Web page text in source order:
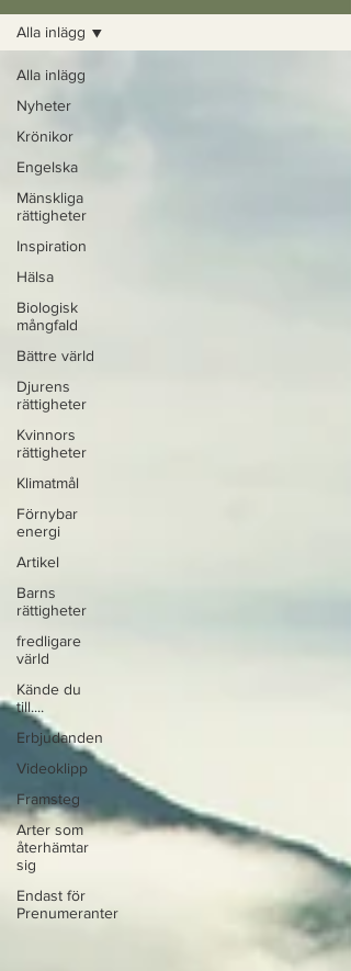
Alla inlägg
Nyheter
Krönikor
Engelska
Mänskliga
rättigheter
Inspiration
Hälsa
Biologisk
mångfald
Bättre värld
Djurens
rättigheter
Kvinnors
rättigheter
Klimatmål
Förnybar
energi
Artikel
Barns
rättigheter
fredligare
värld
Kände du
till....
Erbjudanden
Videoklipp
Framsteg
Arter som
återhämtar
sig
Endast för
Prenumeranter
Alla inlägg